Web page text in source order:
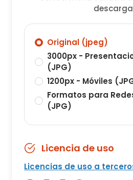
Original (jpeg)
3000px -
(JPG)
1200px - Móviles
Formatos para
(JPG)
Licencia de uso
Licencias de uso a